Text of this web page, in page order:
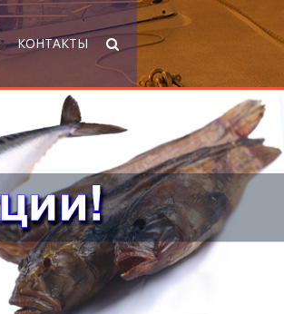
КОНТАКТЫ